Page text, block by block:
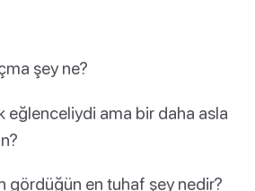
şey ne?
eğlenceliydi ama bir daha asla
gördüğün en tuhaf şey nedir?